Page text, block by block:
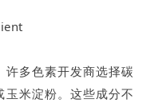
多色素开发商选择碳
米淀粉。这些成分不